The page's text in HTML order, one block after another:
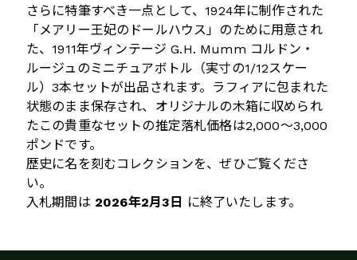
さらに特筆すべき一点として、1924年に制作された
「メアリー王妃のドールハウス」のために用意され
た、1911年ヴィンテージ G.H. Mumm コルドン・
ルージュのミニチュアボトル（実寸の1/12スケー
ル）3本セットが出品されます。ラフィアに包まれた
状態のまま保存され、オリジナルの木箱に収められ
たこの貴重なセットの推定落札価格は2,000〜3,000
ポンドです。
歴史に名を刻むコレクションを、ぜひご覧くださ
い。
入札期間は 2026年2月3日 に終了いたします。